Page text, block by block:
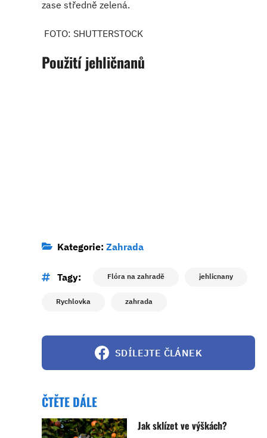
zase středně zelená.
FOTO: SHUTTERSTOCK
Použití jehličnanů
Kategorie: Zahrada
Tagy: Flóra na zahradě jehlicnany
Rychlovka zahrada
SDÍLEJTE ČLÁNEK
ČTĚTE DÁLE
Jak sklízet ve výškách?